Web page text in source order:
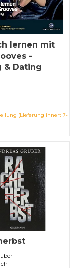
lernen mit
-
& Dating
(Lieferung innert 7-